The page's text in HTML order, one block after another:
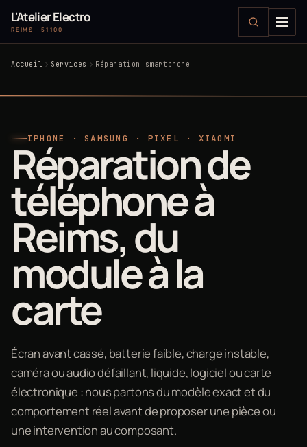
L'Atelier Electro
REIMS · 51100
Accueil Services Réparation smartphone
IPHONE · SAMSUNG · PIXEL · XIAOMI
Réparation de
téléphone à
Reims, du
module à la
carte
Écran avant cassé, batterie faible, charge instable,
caméra ou audio défaillant, liquide, logiciel ou carte
électronique : nous partons du modèle exact et du
comportement réel avant de proposer une pièce ou
une intervention au composant.